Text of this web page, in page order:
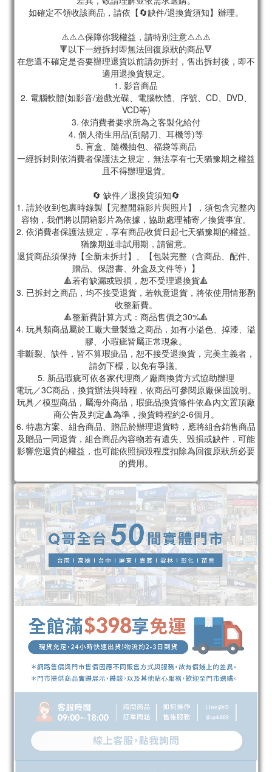
如確定不領收該商品，請依【🔄缺件/退換貨須知】辦理。
⚠️⚠️⚠️保障你我權益，請特別注意⚠️⚠️⚠️
🔻以下一經拆封即無法回復原狀的商品🔻
在您還不確定是否要辦理退貨以前請勿拆封，售出拆封後，即不
適用退換貨規定。
1. 影音商品
2. 電腦軟體(如影音/遊戲光碟、電腦軟體、序號、CD、DVD、
VCD等)
3. 依消費者要求所為之客製化給付
4. 個人衛生用品(刮鬍刀、耳機等)等
5. 盲盒、隨機抽包、福袋等商品
一經拆封則依消費者保護法之規定，無法享有七天猶豫期之權益
且不得辦理退貨。
🔄 缺件／退換貨須知🔄
1. 請於收到包裹時錄製【完整開箱影片與照片】，須包含完整內
容物，我們將以開箱影片為依據，協助處理補寄／換貨事宜。
2. 依消費者保護法規定，享有商品收貨日起七天猶豫期的權益。
猶豫期並非試用期，請留意。
退貨商品須保持【全新未拆封】、【包裝完整（含商品、配件、
贈品、保證書、外盒及文件等）】
🔺若有缺漏或毀損，恕不受理退換貨🔺
3. 已拆封之商品，均不接受退貨，若執意退貨，將依使用情形酌
收整新費。
🔺整新費計算方式：商品售價之30%🔺
4. 玩具類商品屬於工廠大量製造之商品，如有小溢色、掉漆、溢
膠、小瑕疵皆屬正常現象。
非斷裂、缺件，皆不算瑕疵品，恕不接受退換貨，完美主義者，
請勿下標，以免有爭議。
5. 新品瑕疵可依各家代理商／廠商換貨方式協助辦理
電玩／3C商品，換貨辦法與時程，依商品可參閱原廠保固說明。
玩具／模型商品，屬海外商品，瑕疵品換貨條件依🔺內文置頂廠
商公告及判定🔺為準，換貨時程約2-6個月。
6. 特惠方案、組合商品、贈品於辦理退貨時，應將組合銷售商品
及贈品一同退貨，組合商品內容物若有遺失、毀損或缺件，可能
影響您退貨的權益，也可能依照損毀程度扣除為回復原狀所必要
的費用。